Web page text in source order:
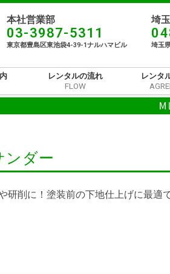
本社営業部​
03-3987-5311
東京都豊島区東池袋4-39-1ナルハマビル​
埼
埼玉
レンタルの流れ
FLOW
レンタ
ダー
研削に！塗装前の下地仕上げに最適